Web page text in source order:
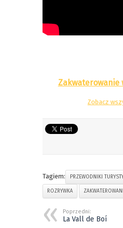
Zakwaterowanie
Zobacz
Tagiem: PRZEWODNIKI
ROZRYWKA
Poprzedni:
La Vall de Boí